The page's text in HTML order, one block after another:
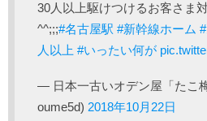
30人以上駆けつけるお客さま
^^;;;#名古屋駅 #新幹線ホーム
人以上 #いったい何が
— 日本一古いオデン屋「たこ
oume5d) 2018年10月22日